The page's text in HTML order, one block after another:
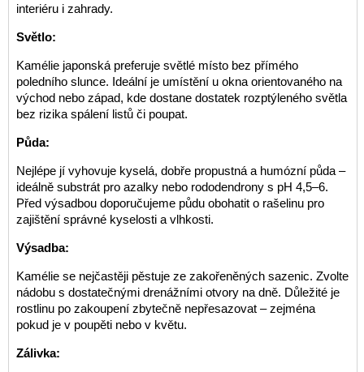
interiéru i zahrady.
Světlo:
Kamélie japonská preferuje světlé místo bez přímého
poledního slunce. Ideální je umístění u okna orientovaného na
východ nebo západ, kde dostane dostatek rozptýleného světla
bez rizika spálení listů či poupat.
Půda:
Nejlépe jí vyhovuje kyselá, dobře propustná a humózní půda –
ideálně substrát pro azalky nebo rododendrony s pH 4,5–6.
Před výsadbou doporučujeme půdu obohatit o rašelinu pro
zajištění správné kyselosti a vlhkosti.
Výsadba:
Kamélie se nejčastěji pěstuje ze zakořeněných sazenic. Zvolte
nádobu s dostatečnými drenážními otvory na dně. Důležité je
rostlinu po zakoupení zbytečně nepřesazovat – zejména
pokud je v poupěti nebo v květu.
Zálivka: